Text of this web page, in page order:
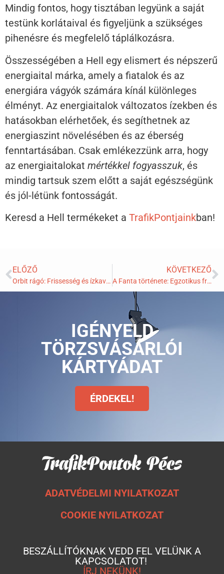
Mindig fontos, hogy tisztában legyünk a saját
testünk korlátaival és figyeljünk a szükséges
pihenésre és megfelelő táplálkozásra.
Összességében a Hell egy elismert és népszerű
energiaital márka, amely a fiatalok és az
energiára vágyók számára kínál különleges
élményt. Az energiaitalok változatos ízekben és
hatásokban elérhetőek, és segíthetnek az
energiaszint növelésében és az éberség
fenntartásában. Csak emlékezzünk arra, hogy
az energiaitalokat mértékkel fogyasszuk, és
mindig tartsuk szem előtt a saját egészségünk
és jól-létünk fontosságát.
Keresd a Hell termékeket a TrafikPontjainkban!
ELŐZŐ
Orbit rágó: Frissesség és ízkavalkád egy rágóban!
KÖVETKEZŐ
A Fanta története: Egzotikus frissesség és ízek a poharadban
IGÉNYELD
TÖRZSVÁSÁRLÓI
KÁRTYÁDAT
ÉRDEKEL!
ADATVÉDELMI NYILATKOZAT
COOKIE NYILATKOZAT
BESZÁLLÍTÓKNAK VEDD FEL VELÜNK A
KAPCSOLATOT!
ÍRJ NEKÜNK!